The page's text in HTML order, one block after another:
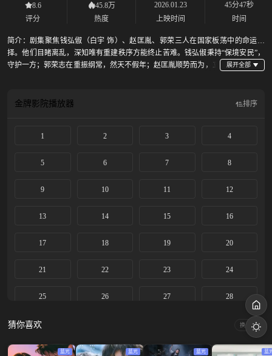
8.6
评分
45.8万
热度
2026.01.23
上映时间
45分47秒
时间
简介：剧集聚焦钱弘俶（白宇 饰）、赵匡胤、郭荣三人在国家板荡中的命运抉
择。他们目睹离乱，深知唯有重建秩序方能终止苦难。钱弘俶秉持“保境安民”，
守护一方；郭荣志在重振纲常，然天不假年；赵匡胤顺势而为，立
金牌影院播放器 排序
1 2 3 4
5 6 7 8
9 10 11 12
13 14 15 16
17 18 19 20
21 22 23 24
25 26 27 28
29
33 34 35 36
猜你喜欢 换一换
蓝光 蓝光 蓝光 蓝